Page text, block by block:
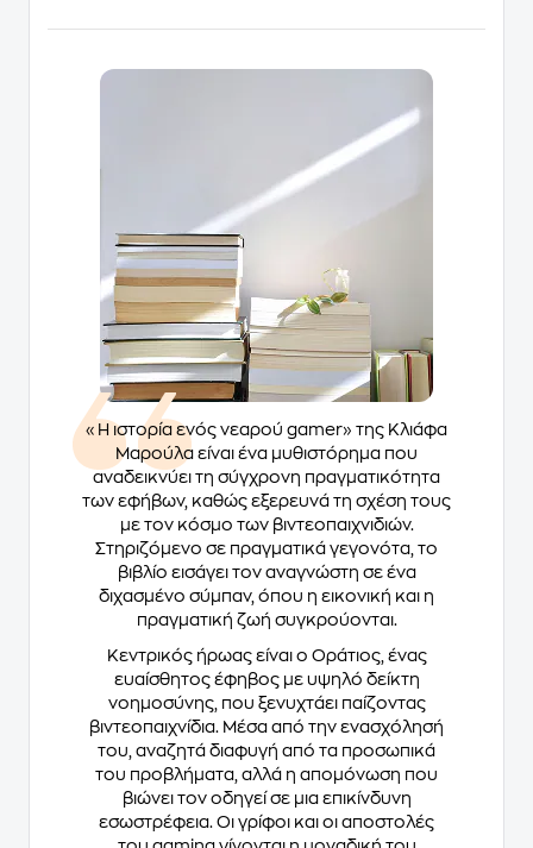
«Η ιστορία ενός νεαρού gamer» της Κλιάφα
Μαρούλα είναι ένα μυθιστόρημα που
αναδεικνύει τη σύγχρονη πραγματικότητα
των εφήβων, καθώς εξερευνά τη σχέση τους
με τον κόσμο των βιντεοπαιχνιδιών.
Στηριζόμενο σε πραγματικά γεγονότα, το
βιβλίο εισάγει τον αναγνώστη σε ένα
διχασμένο σύμπαν, όπου η εικονική και η
πραγματική ζωή συγκρούονται.
Κεντρικός ήρωας είναι ο Οράτιος, ένας
ευαίσθητος έφηβος με υψηλό δείκτη
νοημοσύνης, που ξενυχτάει παίζοντας
βιντεοπαιχνίδια. Μέσα από την ενασχόλησή
του, αναζητά διαφυγή από τα προσωπικά
του προβλήματα, αλλά η απομόνωση που
βιώνει τον οδηγεί σε μια επικίνδυνη
εσωστρέφεια. Οι γρίφοι και οι αποστολές